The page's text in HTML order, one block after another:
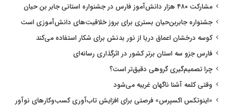
مشارکت ۴۸۰ هزار دانش‌آموز فارس در جشنواره استانی جابر بن حیان
جشنواره جابربن‌حیان بستری برای بروز خلاقیت‌های دانش‌آموزی است
کوسه درخشان اعماق دریا از نور بدنش برای شکار استفاده می‌کند
فارس جزو سه استان برتر کشور در اثرگذاری رسانه‌ای
چرا تصمیم‌گیری گروهی دقیق‌تر است؟
وقتی کلمه آشنا ناگهان غریبه می‌شود
«اینوتکس اکسپرس» فرصتی برای افزایش تاب‌آوری کسب‌وکارهای نوآور